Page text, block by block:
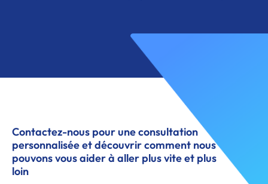
Contactez-nous pour une consultation
personnalisée et découvrir comment nous
pouvons vous aider à aller plus vite et plus
loin